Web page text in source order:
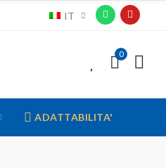
IT
0
ADATTABILITA'